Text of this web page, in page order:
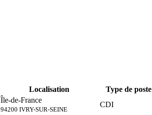
Localisation Type de poste
Île-de-France
94200 IVRY-SUR-SEINE
CDI